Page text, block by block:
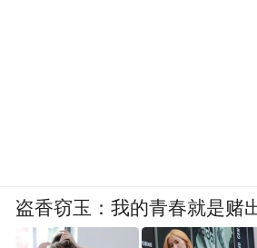
盗香窃玉：我的青春就是赌